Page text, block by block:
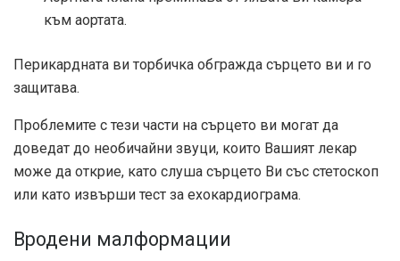
към аортата.
Перикардната ви торбичка обгражда сърцето ви и го
защитава.
Проблемите с тези части на сърцето ви могат да
доведат до необичайни звуци, които Вашият лекар
може да открие, като слуша сърцето Ви със стетоскоп
или като извърши тест за ехокардиограма.
Вродени малформации